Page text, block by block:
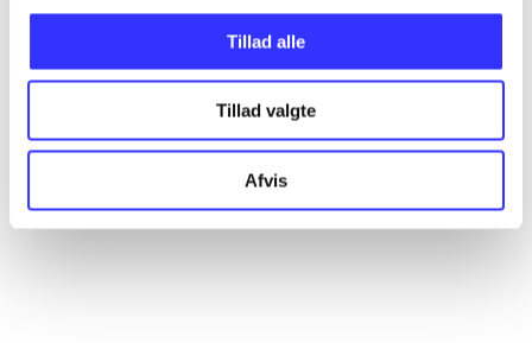
Tillad alle
Tillad valgte
Afvis